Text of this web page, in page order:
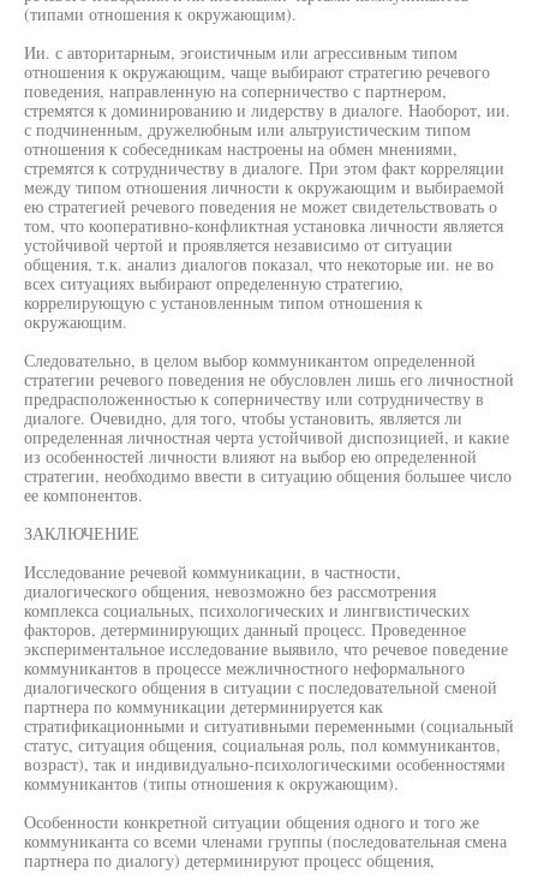
(типами отношения к окружающим).
Ии. с авторитарным, эгоистичным или агрессивным типом
отношения к окружающим, чаще выбирают стратегию речевого
поведения, направленную на соперничество с партнером,
стремятся к доминированию и лидерству в диалоге. Наоборот, ии.
с подчиненным, дружелюбным или альтруистическим типом
отношения к собеседникам настроены на обмен мнениями,
стремятся к сотрудничеству в диалоге. При этом факт корреляции
между типом отношения личности к окружающим и выбираемой
ею стратегией речевого поведения не может свидетельствовать о
том, что кооперативно-конфликтная установка личности является
устойчивой чертой и проявляется независимо от ситуации
общения, т.к. анализ диалогов показал, что некоторые ии. не во
всех ситуациях выбирают определенную стратегию,
коррелирующую с установленным типом отношения к
окружающим.
Следовательно, в целом выбор коммуникантом определенной
стратегии речевого поведения не обусловлен лишь его личностной
предрасположенностью к соперничеству или сотрудничеству в
диалоге. Очевидно, для того, чтобы установить, является ли
определенная личностная черта устойчивой диспозицией, и какие
из особенностей личности влияют на выбор ею определенной
стратегии, необходимо ввести в ситуацию общения большее число
ее компонентов.
ЗАКЛЮЧЕНИЕ
Исследование речевой коммуникации, в частности,
диалогического общения, невозможно без рассмотрения
комплекса социальных, психологических и лингвистических
факторов, детерминирующих данный процесс. Проведенное
экспериментальное исследование выявило, что речевое поведение
коммуникантов в процессе межличностного неформального
диалогического общения в ситуации с последовательной сменой
партнера по коммуникации детерминируется как
стратификационными и ситуативными переменными (социальный
статус, ситуация общения, социальная роль, пол коммуникантов,
возраст), так и индивидуально-психологическими особенностями
коммуникантов (типы отношения к окружающим).
Особенности конкретной ситуации общения одного и того же
коммуниканта со всеми членами группы (последовательная смена
партнера по диалогу) детерминируют процесс общения,